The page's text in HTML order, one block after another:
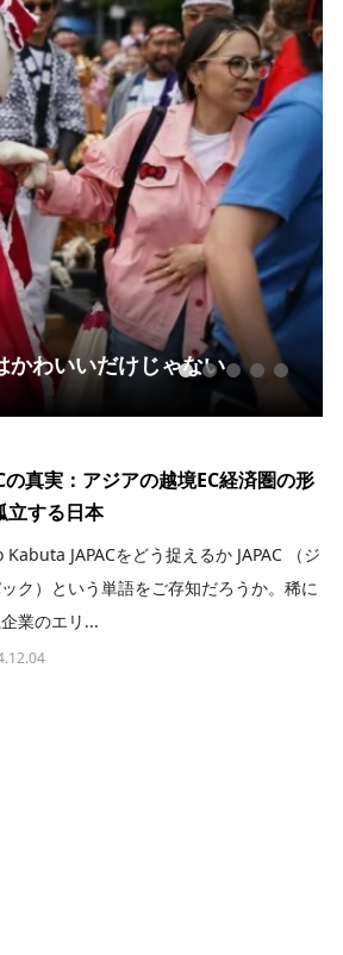
かわいいだけじゃない
1 2 3 4 5
の真実：アジアの越境EC経済圏の形
立する日本
Kabuta JAPACをどう捉えるか JAPAC （ジ
ク）という単語をご存知だろうか。稀に
業のエリ...